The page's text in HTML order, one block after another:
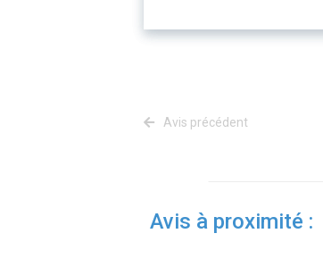
Avis précédent
Avis à proximité :